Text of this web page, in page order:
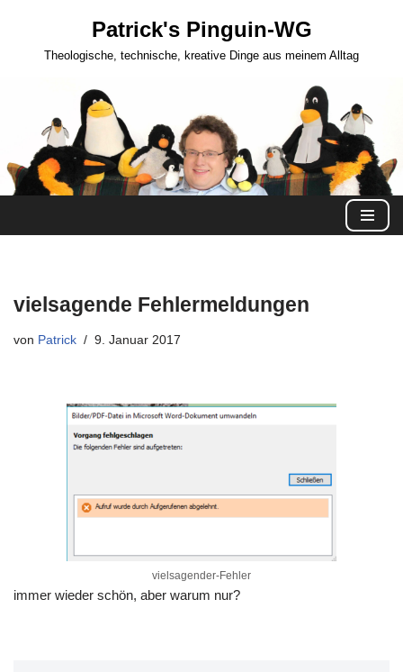
Patrick's Pinguin-WG
Theologische, technische, kreative Dinge aus meinem Alltag
vielsagende Fehlermeldungen
von Patrick 9. Januar 2017
vielsagender-Fehler
immer wieder schön, aber warum nur?